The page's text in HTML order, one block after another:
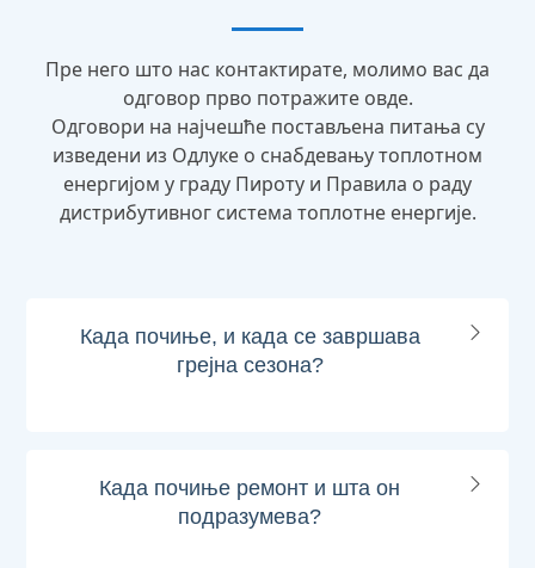
Пре него што нас контактирате, молимо вас да
одговор прво потражите овде.
Одговори на најчешће постављена питања су
изведени из Одлуке о снабдевању топлотном
енергијом у граду Пироту и Правила о раду
дистрибутивног система топлотне енергије.
Када почиње, и када се завршава
грејна сезона?
Када почиње ремонт и шта он
подразумева?